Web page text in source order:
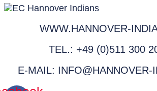
WWW.HANNOVER-
TEL.: +49 (0)511 300
E-MAIL: INFO@HANNOVER-